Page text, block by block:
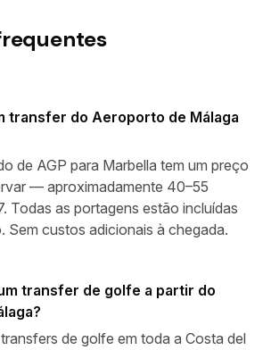
transfer do Aeroporto de Málaga
de AGP para Marbella tem um preço
— aproximadamente 40–55
Todas as portagens estão incluídas
Sem custos adicionais à chegada.
transfer de golfe a partir do
de golfe em toda a Costa del